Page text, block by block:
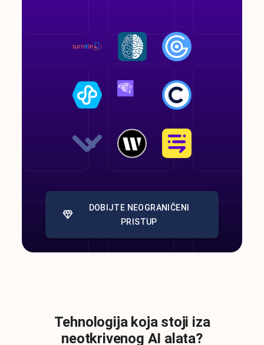
DOBIJTE NEOGRANIČENI
PRISTUP
Tehnologija koja stoji iza
neotkrivenog AI alata?